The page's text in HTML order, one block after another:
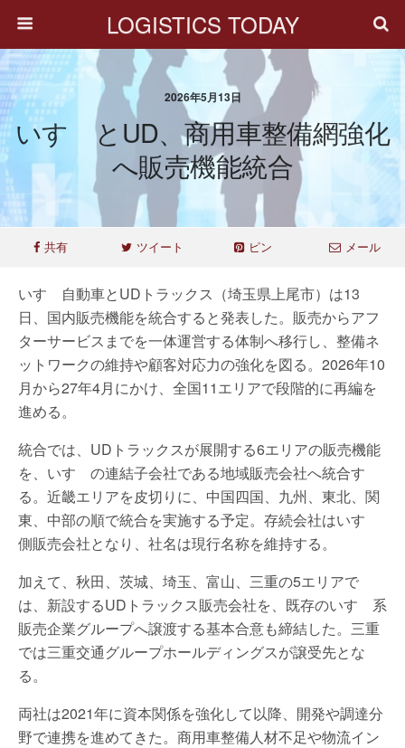
LOGISTICS TODAY
2026年5月13日
いすゞとUD、商用車整備網強化
へ販売機能統合
共有 ツイート ピン メール
いすゞ自動車とUDトラックス（埼玉県上尾市）は13
日、国内販売機能を統合すると発表した。販売からアフ
ターサービスまでを一体運営する体制へ移行し、整備ネ
ットワークの維持や顧客対応力の強化を図る。2026年10
月から27年4月にかけ、全国11エリアで段階的に再編を
進める。
統合では、UDトラックスが展開する6エリアの販売機能
を、いすゞの連結子会社である地域販売会社へ統合す
る。近畿エリアを皮切りに、中国四国、九州、東北、関
東、中部の順で統合を実施する予定。存続会社はいすゞ
側販売会社となり、社名は現行名称を維持する。
加えて、秋田、茨城、埼玉、富山、三重の5エリアで
は、新設するUDトラックス販売会社を、既存のいすゞ系
販売企業グループへ譲渡する基本合意も締結した。三重
では三重交通グループホールディングスが譲受先とな
る。
両社は2021年に資本関係を強化して以降、開発や調達分
野で連携を進めてきた。商用車整備人材不足や物流イン